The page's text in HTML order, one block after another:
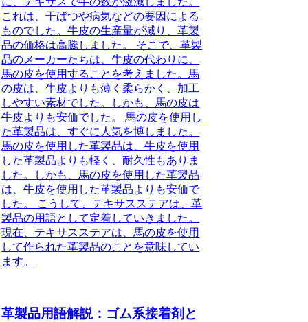
これは、干ばつや病気などの要因による
ものでした。牛皮の生産量が減り、革製
品の価格は高騰しました。 そこで、革製
品のメーカーたちは、牛皮の代わりに、
馬の皮を使用することを考えました。馬
の皮は、牛皮よりも薄く柔らかく、加工
しやすい素材でした。しかも、馬の皮は
牛皮よりも安価でした。 馬の皮を使用し
た革製品は、すぐに人気を博しました。
馬の皮を使用した革製品は、牛皮を使用
した革製品よりも軽く、耐久性もありま
した。しかも、馬の皮を使用した革製品
は、牛皮を使用した革製品よりも安価で
した。 こうして、テキサスステアは、革
製品の用語として定着していきました。
現在、テキサスステアは、馬の皮を使用
して作られた革製品のことを意味してい
ます。
革製品用語解説：ゴム系接着剤と